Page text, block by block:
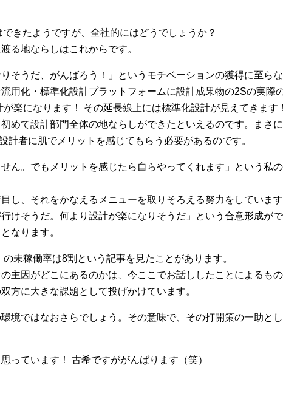
きたようですが、全社的にはどうでしょうか？
る地ならしはこれからです。
そうだ、がんばろう！」というモチベーションの獲得に至ら
用化・標準化設計プラットフォームに設計成果物の2Sの実際
楽になります！ その延長線上には標準化設計が見えてきます
めて設計部門全体の地ならしができたといえるのです。まさ
者に肌でメリットを感じてもらう必要があるのです。
ん。でもメリットを感じたら自らやってくれます」という私
し、それをかなえるメニューを取りそろえる努力をしていま
けそうだ。何より設計が楽になりそうだ」という合意形成が
なります。
未稼働率は8割という記事を見たことがあります。
主因がどこにあるのかは、今ここでお話ししたことによるもの
方に大きな課題として投げかけています。
境ではなおさらでしょう。その意味で、その打開策の一助と
っています！ 古希ですががんばります（笑）